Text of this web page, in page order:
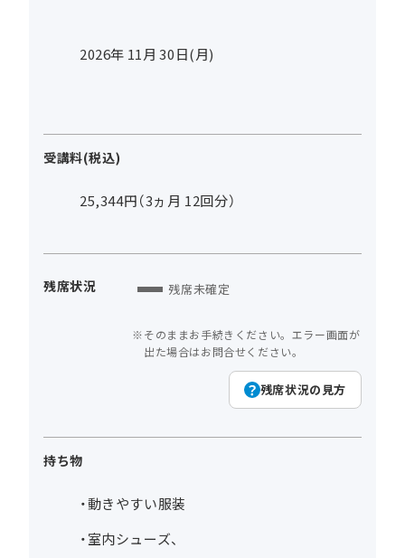
2026年 11月 30日(月)
受講料(税込)
25,344円（3ヵ月 12回分）
残席状況 残席未確定
そのままお手続きください。エラー画面が
出た場合はお問合せください。
残席状況の見方
持ち物
・動きやすい服装
・室内シューズ、